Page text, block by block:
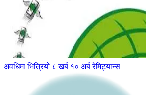
अवधिमा भित्रियो ८ खर्ब १० अर्ब रेमिट्यान्स